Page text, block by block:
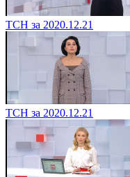
ТСН за 2020.12.21
ТСН за 2020.12.21